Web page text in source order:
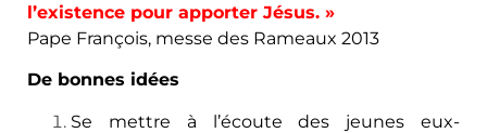
l’existence pour apporter Jésus. »
Pape François, messe des Rameaux 2013
De bonnes idées
Se mettre à l’écoute des jeunes eux-